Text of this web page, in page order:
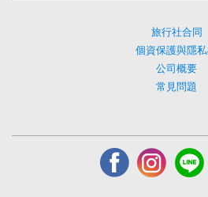
旅行社合同
個資保護與隱
公司概要
常見問題